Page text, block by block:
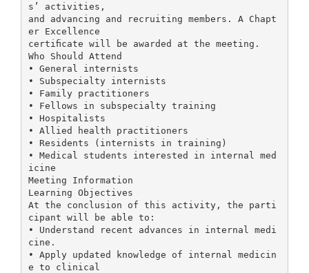
s’ activities,
and advancing and recruiting members. A Chapt
er Excellence
certiﬁcate will be awarded at the meeting.
Who Should Attend
• General internists
• Subspecialty internists
• Family practitioners
• Fellows in subspecialty training
• Hospitalists
• Allied health practitioners
• Residents (internists in training)
• Medical students interested in internal med
icine
Meeting Information
Learning Objectives
At the conclusion of this activity, the parti
cipant will be able to:
• Understand recent advances in internal medi
cine.
• Apply updated knowledge of internal medicin
e to clinical